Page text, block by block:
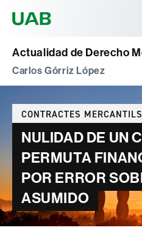
Actualidad de Derecho
Carlos Górriz López
Categories
CONTRACTES MERCANTILS
NULIDAD DE UN
PERMUTA
POR ERROR
ASUMIDO